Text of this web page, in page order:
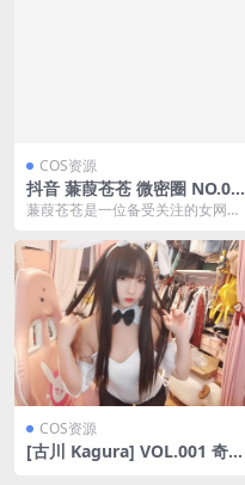
COS资源
抖音 蒹葭苍苍 微密圈 NO.021
期 【4P】(抖音蒹葭苍苍现在
蒹葭苍苍是一位备受关注的女网
丝。在本期的NO.02...
COS资源
[古川 Kagura] VOL.001 奇怪